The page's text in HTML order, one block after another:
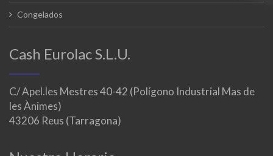
Congelados
Cash Eurolac S.L.U.
C/ Apel.les Mestres 40-42 (Polígono Industrial Mas de
les Ànimes)
43206 Reus (Tarragona)